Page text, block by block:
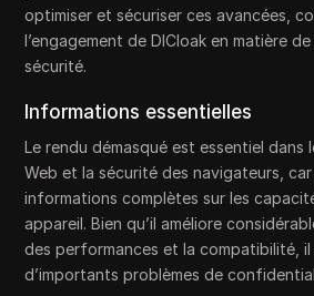
optimiser et sécuriser ces avancées,
l’engagement de DICloak en matière
sécurité.
Informations essentielles
Le rendu démasqué est essentiel dans
Web et la sécurité des navigateurs,
informations complètes sur les
appareil. Bien qu’il améliore
des performances et la compatibilité, il
d’importants problèmes de